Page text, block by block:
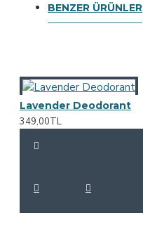
BENZER ÜRÜNLER
Lavender Deodorant
349,00TL